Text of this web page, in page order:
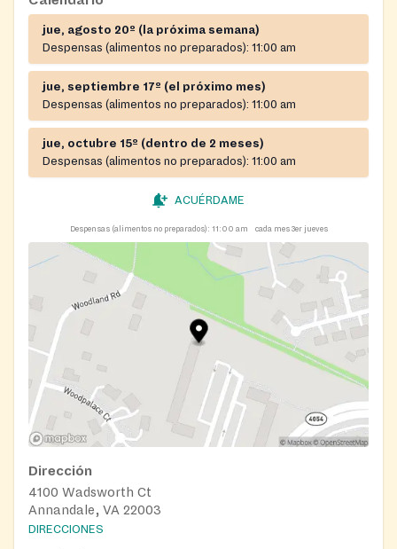
jue, agosto 20º (la próxima semana)
Despensas (alimentos no preparados): 11:00 am
jue, septiembre 17º (el próximo mes)
Despensas (alimentos no preparados): 11:00 am
jue, octubre 15º (dentro de 2 meses)
Despensas (alimentos no preparados): 11:00 am
ACUÉRDAME
Despensas (alimentos no preparados): 11:00 am cada mes 3er jueves
Dirección
4100 Wadsworth Ct
Annandale, VA 22003
DIRECCIONES